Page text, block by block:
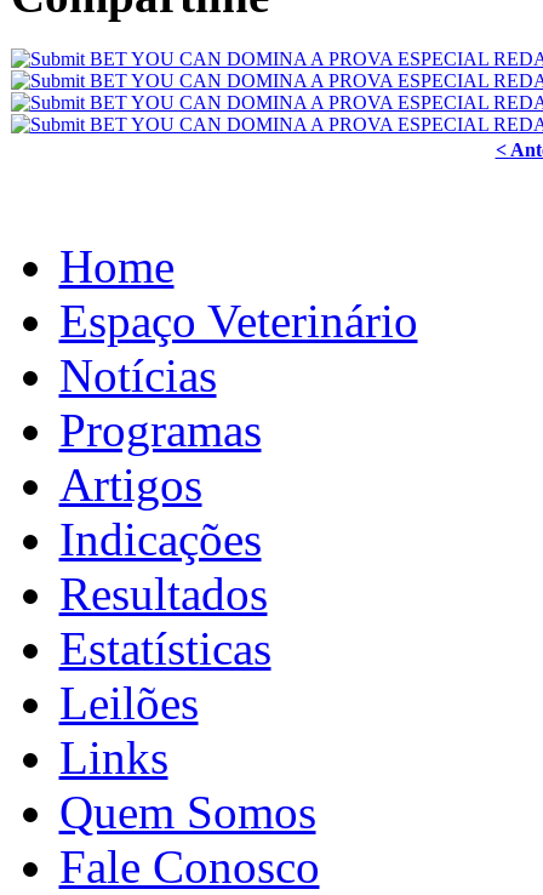
<
Home
Espaço Veterinário
Notícias
Programas
Artigos
Indicações
Resultados
Estatísticas
Leilões
Links
Quem Somos
Fale Conosco